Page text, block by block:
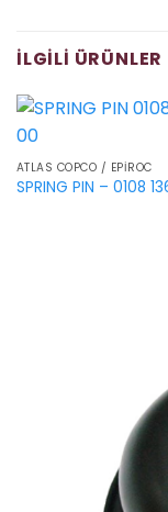
İLGILI ÜRÜNLER
ATLAS COPCO / EPIROC
SPRING PIN – 0108